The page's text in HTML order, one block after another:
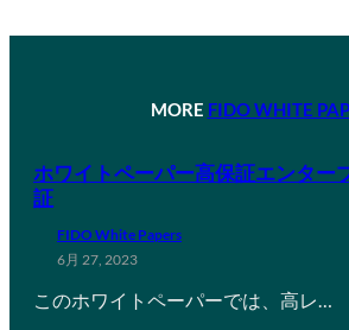
MORE FIDO WHITE
ホワイトペーパー高保証エンター
証
FIDO White Papers
6月 27, 2023
このホワイトペーパーでは、高レ…